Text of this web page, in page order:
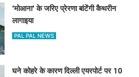
'मोआना' के जरिए प्रेरणा बांटेंगी कैथरीन
लागाइया
PAL PAL NEWS
घने कोहरे के कारण दिल्ली एयरपोर्ट पर 10